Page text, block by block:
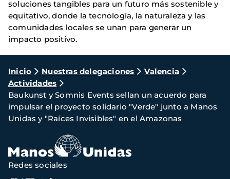
soluciones tangibles para un futuro más sostenible y
equitativo, donde la tecnología, la naturaleza y las
comunidades locales se unan para generar un
impacto positivo.
Ruta
de
navegación
Inicio Nuestras delegaciones
Valencia
Actividades
Baukunst y Somnis Events sellan un acuerdo para
impulsar el proyecto solidario "Verde" junto a Manos
Unidas y "Raíces Invisibles" en el Amazonas
Redes sociales